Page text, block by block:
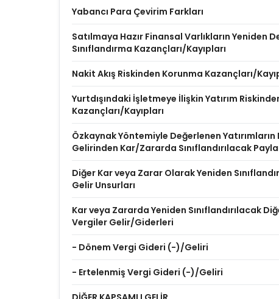
Yabancı Para Çevirim Farkları
Satılmaya Hazır Finansal Varlıkların Yeniden
Sınıflandırma Kazançları/Kayıpları
Nakit Akış Riskinden Korunma Kazançları/
Yurtdışındaki İşletmeye İlişkin Yatırım
Kazançları/Kayıpları
Özkaynak Yöntemiyle Değerlenen Yatırımların
Gelirinden Kar/Zararda Sınıflandırılacak
Diğer Kar veya Zarar Olarak Yeniden
Gelir Unsurları
Kar veya Zararda Yeniden Sınıflandırılacak
Vergiler Gelir/Giderleri
- Dönem Vergi Gideri (-)/Geliri
- Ertelenmiş Vergi Gideri (-)/Geliri